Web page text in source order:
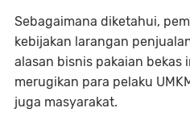
Sebagaimana diketahui,
kebijakan larangan
alasan bisnis pakaian bekas
merugikan para pelaku
juga masyarakat.